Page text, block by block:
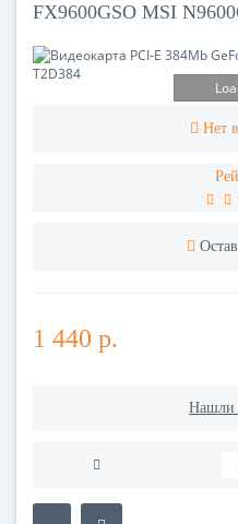
FX9600GSO MSI
Нет
1 440 р.
Нашли